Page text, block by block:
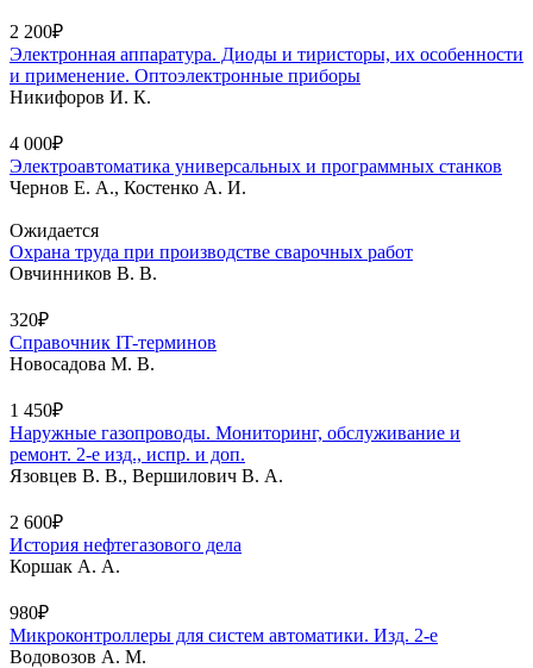
2 200₽
Электронная аппаратура. Диоды и тиристоры, их особенности
и применение. Оптоэлектронные приборы
Никифоров И. К.
4 000₽
Электроавтоматика универсальных и программных станков
Чернов Е. А., Костенко А. И.
Ожидается
Охрана труда при производстве сварочных работ
Овчинников В. В.
320₽
Справочник IT-терминов
Новосадова М. В.
1 450₽
Наружные газопроводы. Мониторинг, обслуживание и
ремонт. 2-е изд., испр. и доп.
Язовцев В. В., Вершилович В. А.
2 600₽
История нефтегазового дела
Коршак А. А.
980₽
Микроконтроллеры для систем автоматики. Изд. 2-е
Водовозов А. М.